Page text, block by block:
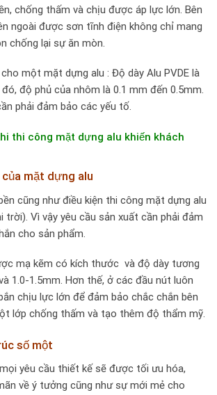
chống thấm và chịu được áp lực lớn. Bên
ngoài được sơn tĩnh điện không chỉ mang
chống lại sự ăn mòn.
một mặt dựng alu : Độ dày Alu PVDE là
độ phủ của nhôm là 0.1 mm đến 0.5mm.
phải đảm bảo các yếu tố.
thi công mặt dựng alu khiến khách
mặt dựng alu
cũng như điều kiện thi công mặt dựng alu
trời). Vì vậy yêu cầu sản xuất cần phải đảm
cho sản phẩm.
mạ kẽm có kích thước và độ dày tương
1.0-1.5mm. Hơn thế, ở các đầu nút luôn
chịu lực lớn để đảm bảo chắc chắn bên
lớp chống thấm và tạo thêm độ thẩm mỹ.
số một
yêu cầu thiết kế sẽ được tối ưu hóa,
về ý tưởng cũng như sự mới mẻ cho